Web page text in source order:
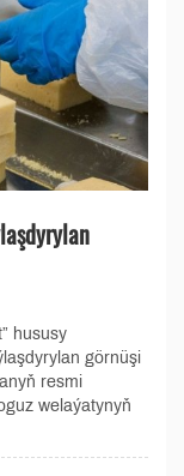
hususy
görnüşi
resmi
welaýatynyň